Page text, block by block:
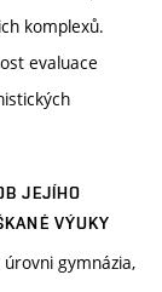
komplexů.
evaluace
JEJÍHO
VÝUKY
gymnázia,